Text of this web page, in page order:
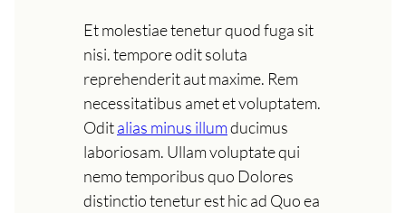
Et molestiae tenetur quod fuga sit
nisi. tempore odit soluta
reprehenderit aut maxime. Rem
necessitatibus amet et voluptatem.
Oditalias minus illumducimus
laboriosam. Ullam voluptate qui
nemo temporibus quo Dolores
distinctio tenetur est hic ad Quo ea